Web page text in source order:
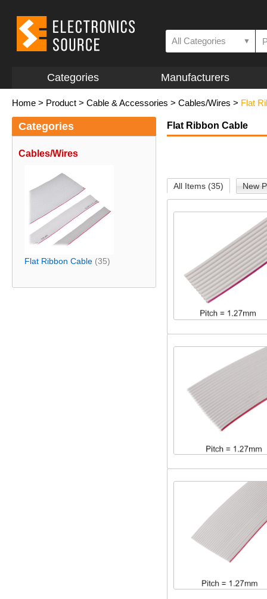
All Categories ▼
Categories Manufacturers
Home > Product > Cable & Accessories > Cables/Wires > Flat
Categories
Cables/Wires
Flat Ribbon Cable (35)
Flat Ribbon Cable
All Items (35) New